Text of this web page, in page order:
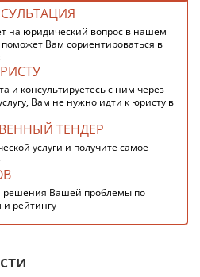
на юридический вопрос в нашем
Вам сориентироваться в
и консультируетесь с ним через
Вам не нужно идти к юристу в
ТЕНДЕР
услуги и получите самое
решения Вашей проблемы по
и рейтингу